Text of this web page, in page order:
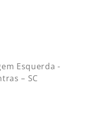
Esquerda -
– SC